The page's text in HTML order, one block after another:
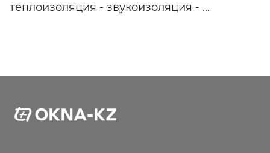
теплоизоляция - звукоизоляция - ...